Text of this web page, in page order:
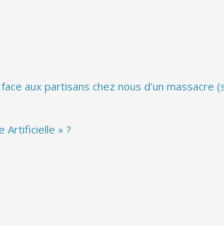
aux partisans chez nous d’un massacre
Artificielle » ?